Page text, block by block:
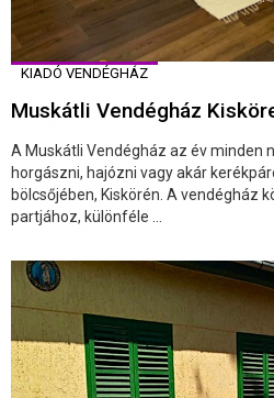
KIADÓ VENDÉGHÁZ
Muskátli Vendégház
A Muskátli Vendégház az év minden
horgászni, hajózni vagy akár
bölcsőjében, Kiskörén. A vendégház
partjához, különféle ...